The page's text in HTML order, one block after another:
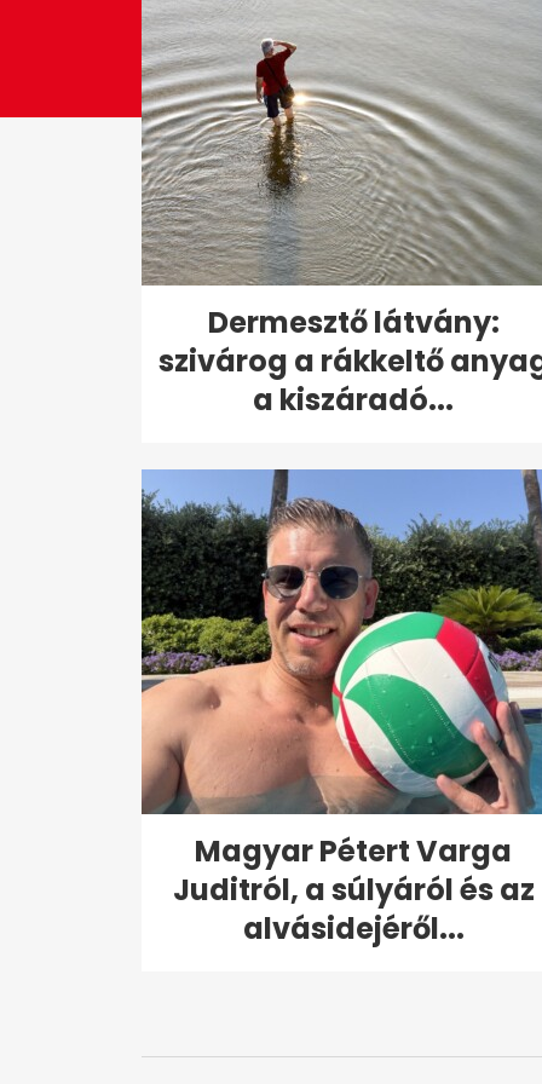
Dermesztő látvány:
szivárog a rákkeltő
a kiszáradó...
Magyar Pétert Varga
Juditról, a súlyáról és az
alvásidejéről...